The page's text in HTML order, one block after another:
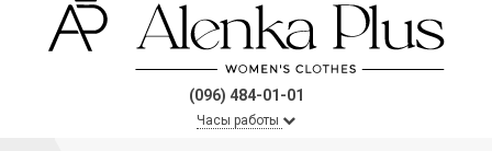
(096) 484-01-01
Часы работы